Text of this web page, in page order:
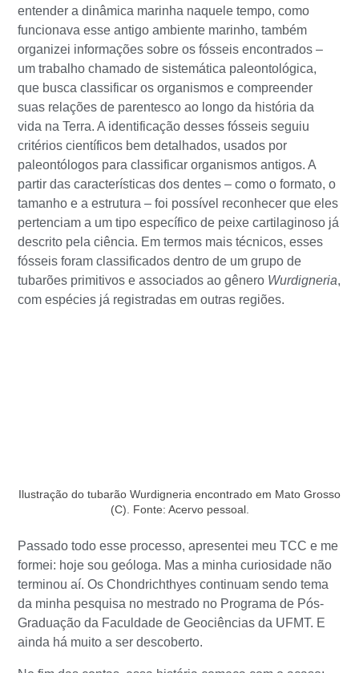
entender a dinâmica marinha naquele tempo, como
funcionava esse antigo ambiente marinho, também
organizei informações sobre os fósseis encontrados –
um trabalho chamado de sistemática paleontológica,
que busca classificar os organismos e compreender
suas relações de parentesco ao longo da história da
vida na Terra. A identificação desses fósseis seguiu
critérios científicos bem detalhados, usados por
paleontólogos para classificar organismos antigos. A
partir das características dos dentes – como o formato, o
tamanho e a estrutura – foi possível reconhecer que eles
pertenciam a um tipo específico de peixe cartilaginoso já
descrito pela ciência. Em termos mais técnicos, esses
fósseis foram classificados dentro de um grupo de
tubarões primitivos e associados ao gênero Wurdigneria,
com espécies já registradas em outras regiões.
Ilustração do tubarão Wurdigneria encontrado em Mato Grosso
(C). Fonte: Acervo pessoal.
Passado todo esse processo, apresentei meu TCC e me
formei: hoje sou geóloga. Mas a minha curiosidade não
terminou aí. Os Chondrichthyes continuam sendo tema
da minha pesquisa no mestrado no Programa de Pós-
Graduação da Faculdade de Geociências da UFMT. E
ainda há muito a ser descoberto.